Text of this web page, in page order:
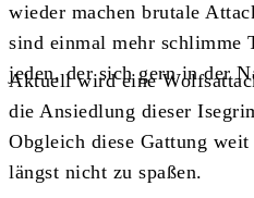
wieder machen brutale
sind einmal mehr schlimme
jeden, der sich gern in der
Aktuell wird eine
die Ansiedlung dieser
Obgleich diese Gattung
längst nicht zu spaßen.